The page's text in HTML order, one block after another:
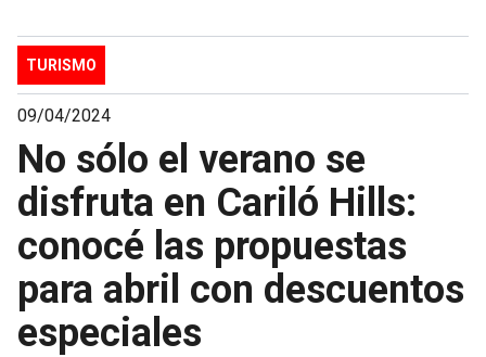
TURISMO
09/04/2024
No sólo el verano se
disfruta en Cariló Hills:
conocé las propuestas
para abril con descuentos
especiales